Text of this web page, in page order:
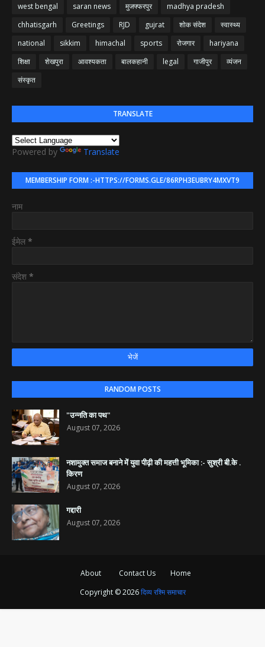
west bengal
saran news मुजफ्फरपुर
madhya pradesh
chhatisgarh
Greetings RJD gujrat शोक संदेश
स्वास्थ्य
national
sikkim himachal sports रोजगार
hariyana
शिक्षा
शेखपुरा आवश्यकता बालकहानी legal गाजीपुर
व्यंजन
संस्कृत
TRANSLATE
Powered by Translate
MEMBERSHIP FORM :-HTTPS://FORMS.GLE/86RPH3EUBRY4MXVT9
नाम
ईमेल *
संदेश *
RANDOM POSTS
"उन्नति का पथ"
August 07, 2026
नशामुक्त समाज बनाने में युवा पीढ़ी की महत्ती भूमिका :- सुश्री बी.के .
किरण
August 07, 2026
गद्दारी
August 07, 2026
About Contact Us
Home
Copyright ©2026दिव्य रश्मि समाचार